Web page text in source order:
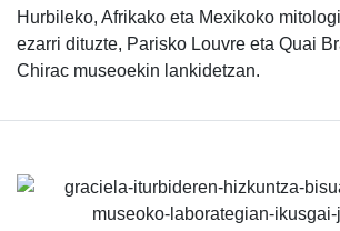
Hurbileko, Afrikako eta Mexikoko
ezarri dituzte, Parisko Louvre eta Quai
Chirac museoekin lankidetzan.